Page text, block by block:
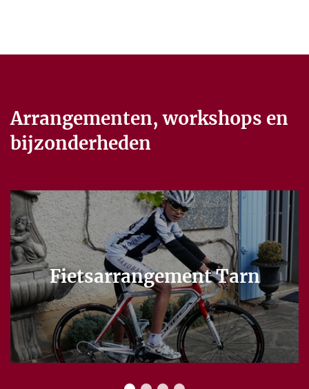
Arrangementen, workshops en
bijzonderheden
Fietsarrangement Tarn